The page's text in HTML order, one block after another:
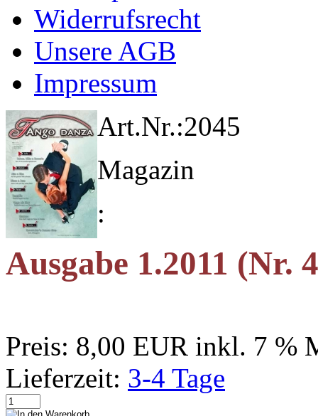
Widerrufsrecht
Unsere AGB
Impressum
Art.Nr.:2045
Magazin
:
Ausgabe 1.2011 (Nr.
Preis: 8,00 EUR inkl. 7 %
Lieferzeit: 3-4 Tage